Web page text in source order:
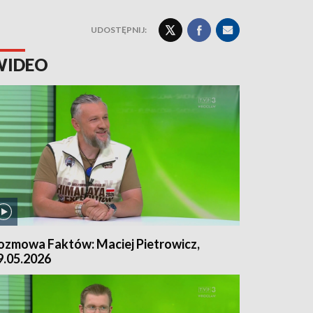
UDOSTĘPNIJ:
Faktów: Maciej Pietrowicz,